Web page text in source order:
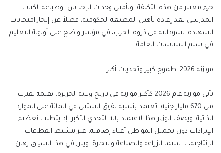
جزء معتبر من هذه التكلفة، وتأمين وحدات الإجلاس، وطباعة الكتاب
المدرسي بعد إعادة تأهيل المطبعة الحكومية، فضلاً عن إنجاز امتحانات
الشهادة السودانية في ذروة الحرب، في مؤشر واضح على أولوية التعليم
في سلم السياسات العامة .
موازنة 2026: طموح كبير وتحديات أكبر
تأتي موازنة عام 2026 كأكبر موازنة في تاريخ ولاية الجزيرة، بقيمة تقترب
من 670 مليار جنيه، تعتمد بنسبة تفوق الستين في المائة على الموارد
الذاتية. ويصف الوزير هذا الاعتماد بأنه التحدي الأكبر، إذ يتطلب تعظيم
الإيرادات دون تحميل المواطن أعباء إضافية، عبر تنشيط القطاعات
الإنتاجية، لا سيما الزراعة والصناعة والتجارة. ويبرز في هذا السياق رهان